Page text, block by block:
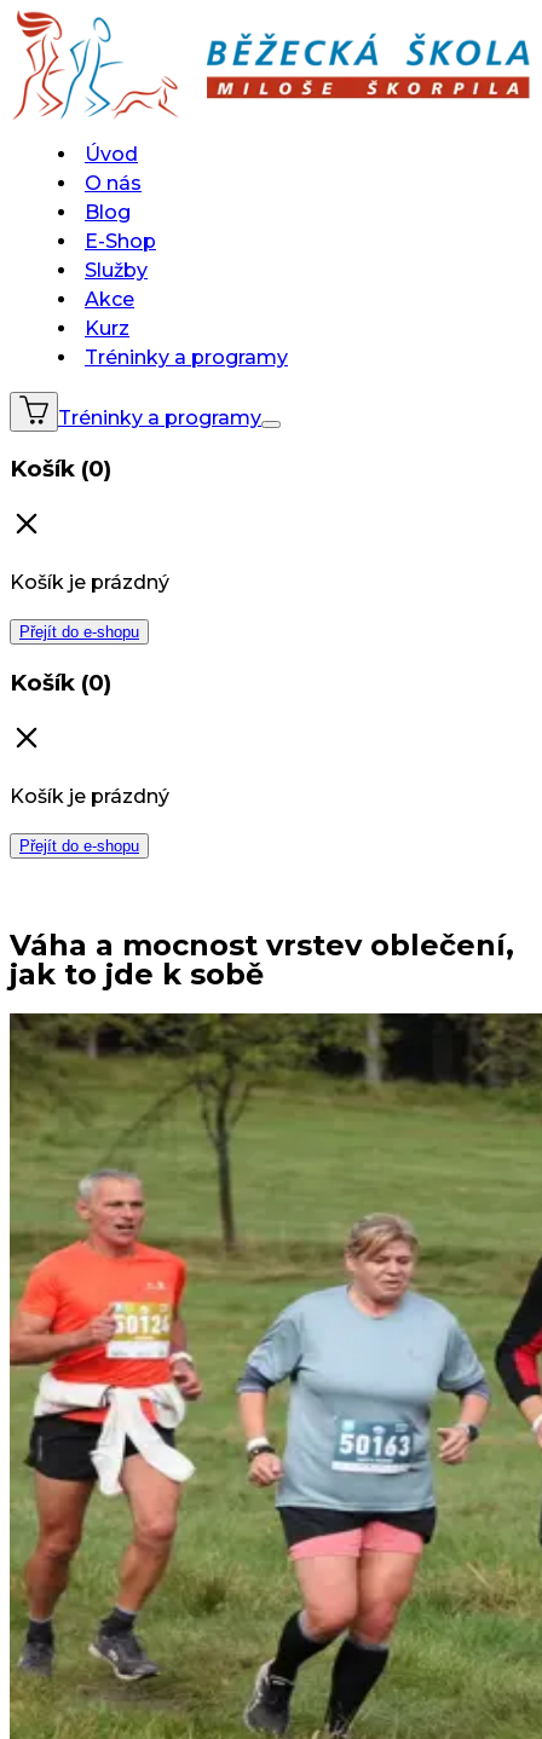
Úvod
O nás
Blog
E-Shop
Služby
Akce
Kurz
Tréninky a programy
Tréninky a programy
Košík (0)
Košík je prázdný
Přejít do e-shopu
Košík (0)
Košík je prázdný
Přejít do e-shopu
Váha a mocnost vrstev oblečení,
jak to jde k sobě